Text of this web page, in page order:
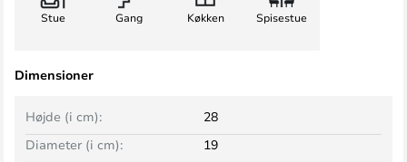
Stue Gang Køkken Spisestue
Dimensioner
Højde (i cm):
28
Diameter (i cm):
19